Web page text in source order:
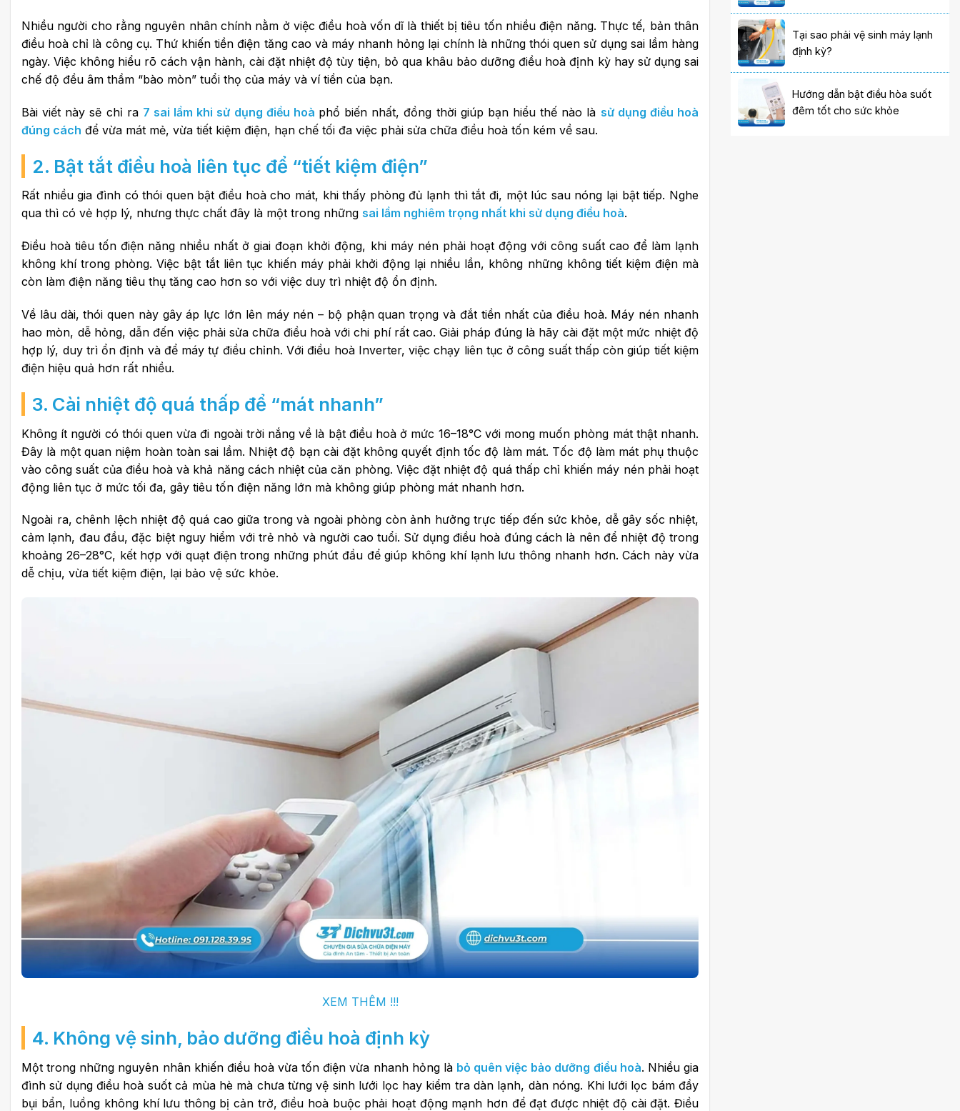
Nhiều người cho rằng nguyên nhân chính nằm ở việc điều hoà vốn dĩ là thiết bị tiêu tốn nhiều điện năng. Thực tế, bản thân
điều hoà chỉ là công cụ. Thứ khiến tiền điện tăng cao và máy nhanh hỏng lại chính là những thói quen sử dụng sai lầm hàng
ngày. Việc không hiểu rõ cách vận hành, cài đặt nhiệt độ tùy tiện, bỏ qua khâu bảo dưỡng điều hoà định kỳ hay sử dụng sai
chế độ đều âm thầm “bào mòn” tuổi thọ của máy và ví tiền của bạn.
Bài viết này sẽ chỉ ra 7 sai lầm khi sử dụng điều hoà phổ biến nhất, đồng thời giúp bạn hiểu thế nào là sử dụng điều hoà
đúng cách để vừa mát mẻ, vừa tiết kiệm điện, hạn chế tối đa việc phải sửa chữa điều hoà tốn kém về sau.
2. Bật tắt điều hoà liên tục để “tiết kiệm điện”
Rất nhiều gia đình có thói quen bật điều hoà cho mát, khi thấy phòng đủ lạnh thì tắt đi, một lúc sau nóng lại bật tiếp. Nghe
qua thì có vẻ hợp lý, nhưng thực chất đây là một trong những sai lầm nghiêm trọng nhất khi sử dụng điều hoà.
Điều hoà tiêu tốn điện năng nhiều nhất ở giai đoạn khởi động, khi máy nén phải hoạt động với công suất cao để làm lạnh
không khí trong phòng. Việc bật tắt liên tục khiến máy phải khởi động lại nhiều lần, không những không tiết kiệm điện mà
còn làm điện năng tiêu thụ tăng cao hơn so với việc duy trì nhiệt độ ổn định.
Về lâu dài, thói quen này gây áp lực lớn lên máy nén – bộ phận quan trọng và đắt tiền nhất của điều hoà. Máy nén nhanh
hao mòn, dễ hỏng, dẫn đến việc phải sửa chữa điều hoà với chi phí rất cao.Giải pháp đúng là hãy cài đặt một mức nhiệt độ
hợp lý, duy trì ổn định và để máy tự điều chỉnh. Với điều hoà Inverter, việc chạy liên tục ở công suất thấp còn giúp tiết kiệm
điện hiệu quả hơn rất nhiều.
3. Cài nhiệt độ quá thấp để “mát nhanh”
Không ít người có thói quen vừa đi ngoài trời nắng về là bật điều hoà ở mức 16–18°C với mong muốn phòng mát thật nhanh.
Đây là một quan niệm hoàn toàn sai lầm. Nhiệt độ bạn cài đặt không quyết định tốc độ làm mát. Tốc độ làm mát phụ thuộc
vào công suất của điều hoà và khả năng cách nhiệt của căn phòng. Việc đặt nhiệt độ quá thấp chỉ khiến máy nén phải hoạt
động liên tục ở mức tối đa, gây tiêu tốn điện năng lớn mà không giúp phòng mát nhanh hơn.
Ngoài ra, chênh lệch nhiệt độ quá cao giữa trong và ngoài phòng còn ảnh hưởng trực tiếp đến sức khỏe, dễ gây sốc nhiệt,
cảm lạnh, đau đầu, đặc biệt nguy hiểm với trẻ nhỏ và người cao tuổi. Sử dụng điều hoà đúng cách là nên để nhiệt độ trong
khoảng 26–28°C, kết hợp với quạt điện trong những phút đầu để giúp không khí lạnh lưu thông nhanh hơn. Cách này vừa
dễ chịu, vừa tiết kiệm điện, lại bảo vệ sức khỏe.
XEM THÊM !!!
4. Không vệ sinh, bảo dưỡng điều hoà định kỳ
Một trong những nguyên nhân khiến điều hoà vừa tốn điện vừa nhanh hỏng là bỏ quên việc bảo dưỡng điều hoà. Nhiều gia
đình sử dụng điều hoà suốt cả mùa hè mà chưa từng vệ sinh lưới lọc hay kiểm tra dàn lạnh, dàn nóng. Khi lưới lọc bám đầy
bụi bẩn, luồng không khí lưu thông bị cản trở, điều hoà buộc phải hoạt động mạnh hơn để đạt được nhiệt độ cài đặt. Điều
Tại sao phải vệ sinh máy lạnh
định kỳ?
Hướng dẫn bật điều hòa suốt
đêm tốt cho sức khỏe